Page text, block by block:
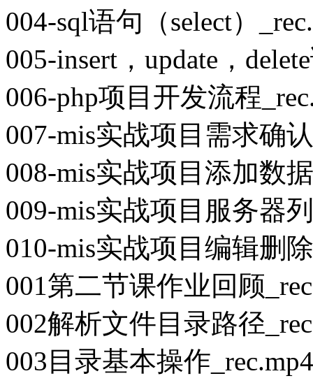
004-sql语句（select）
005-insert，update，
006-php项目开发流程
007-mis实战项目需求确
008-mis实战项目添加数
009-mis实战项目服务器
010-mis实战项目编辑删
001第二节课作业回顾
002解析文件目录路径
003目录基本操作_rec.mp4